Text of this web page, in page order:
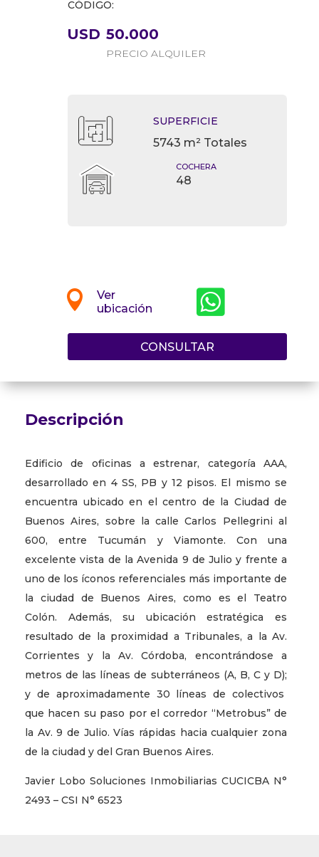
CÓDIGO:
USD 50.000
PRECIO ALQUILER
SUPERFICIE
5743 m² Totales
COCHERA
48

Ver
ubicación

CONSULTAR
Descripción
Edificio de oficinas a estrenar, categoría AAA,
desarrollado en 4 SS, PB y 12 pisos. El mismo se
encuentra ubicado en el centro de la Ciudad de
Buenos Aires, sobre la calle Carlos Pellegrini al
600, entre Tucumán y Viamonte. Con una
excelente vista de la Avenida 9 de Julio y frente a
uno de los íconos referenciales más importante de
la ciudad de Buenos Aires, como es el Teatro
Colón. Además, su ubicación estratégica es
resultado de la proximidad a Tribunales, a la Av.
Corrientes y la Av. Córdoba, encontrándose a
metros de las líneas de subterráneos (A, B, C y D);
y de aproximadamente 30 líneas de colectivos
que hacen su paso por el corredor “Metrobus” de
la Av. 9 de Julio. Vías rápidas hacia cualquier zona
de la ciudad y del Gran Buenos Aires.
Javier Lobo Soluciones Inmobiliarias CUCICBA N°
2493 – CSI N° 6523